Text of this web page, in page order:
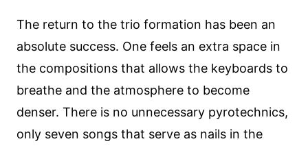
The return to the trio formation has been an
absolute success. One feels an extra space in
the compositions that allows the keyboards to
breathe and the atmosphere to become
denser. There is no unnecessary pyrotechnics,
only seven songs that serve as nails in the